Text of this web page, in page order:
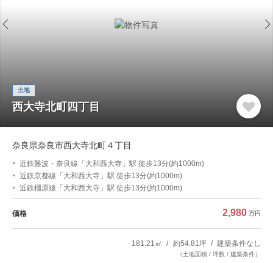
土地
西大寺北町四丁目
奈良県奈良市西大寺北町４丁目
近鉄難波・奈良線「大和西大寺」駅 徒歩13分(約1000m)
近鉄京都線「大和西大寺」駅 徒歩13分(約1000m)
近鉄橿原線「大和西大寺」駅 徒歩13分(約1000m)
価格 2,980 万円
181.21㎡ 約54.81坪 建築条件なし
（土地面積 / 坪数 / 建築条件）